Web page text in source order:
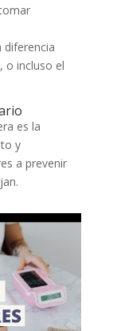
diferencia
o incluso el
es la
y
a prevenir